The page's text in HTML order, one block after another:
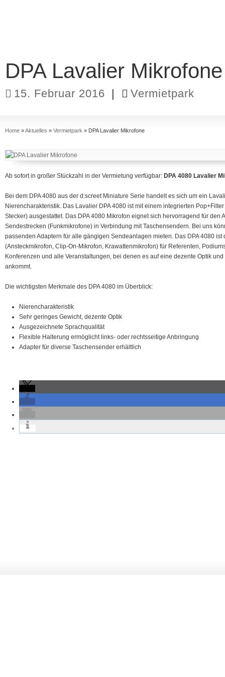
DPA Lavalier Mikrofone
15. Februar 2016 | Vermietpark
Home »Aktuelles » Vermietpark » DPA Lavalier Mikrofone
Ab sofort in großer Stückzahl in der Vermietung verfügbar: DPA 4080 Lavalier
Bei dem DPA 4080 aus der d:screet Miniature Serie handelt es sich um ein
Nierencharakteristik. Das Lavalier DPA 4080 ist mit einem integrierten
Stecker) ausgestattet. Das DPA 4080 Mikrofon eignet sich hervorragend für den
Sendestrecken (Funkmikrofone) in Verbindung mit Taschensendern. Bei uns
passenden Adaptern für alle gängigen Sendeanlagen mieten. Das DPA 4080
(Ansteckmikrofon, Clip-On-Mikrofon, Krawattenmikrofon) für Referenten,
Konferenzen und alle Veranstaltungen, bei denen es auf eine dezente Optik
ankommt.
Die wichtigsten Merkmale des DPA 4080 im Überblick:
Nierencharakteristik
Sehr geringes Gewicht, dezente Optik
Ausgezeichnete Sprachqualität
Flexible Halterung ermöglicht links- oder rechtsseitige Anbringung
Adapter für diverse Taschensender erhältlich